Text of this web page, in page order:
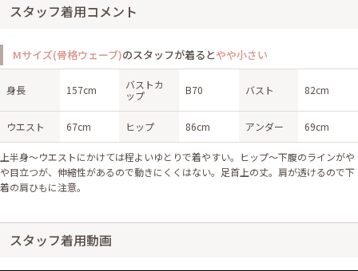
スタッフ着用コメント
Mサイズ(骨格ウェーブ)のスタッフが着るとやや小さい
身長 157cm
バストカ
ップ
B70 バスト 82cm
ウエスト 67cm ヒップ 86cm アンダー 69cm
上半身〜ウエストにかけては程よいゆとりで着やすい。ヒップ〜下腹のラインがや
や目立つが、伸縮性があるので動きにくくはない。足首上の丈。肩が透けるので下
着の肩ひもに注意。
スタッフ着用動画